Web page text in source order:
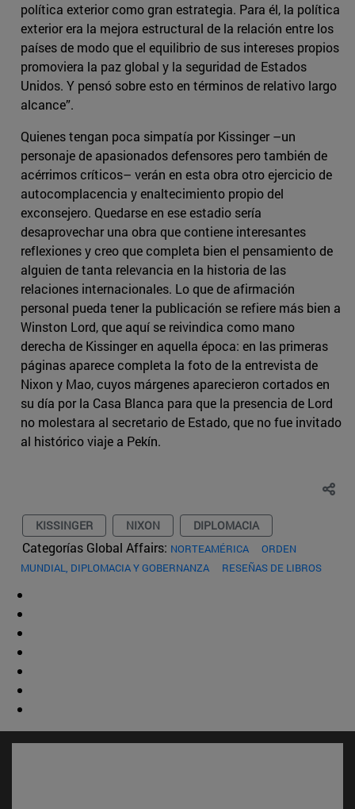
política exterior como gran estrategia. Para él, la política
exterior era la mejora estructural de la relación entre los
países de modo que el equilibrio de sus intereses propios
promoviera la paz global y la seguridad de Estados
Unidos. Y pensó sobre esto en términos de relativo largo
alcance”.
Quienes tengan poca simpatía por Kissinger –un
personaje de apasionados defensores pero también de
acérrimos críticos– verán en esta obra otro ejercicio de
autocomplacencia y enaltecimiento propio del
exconsejero. Quedarse en ese estadio sería
desaprovechar una obra que contiene interesantes
reflexiones y creo que completa bien el pensamiento de
alguien de tanta relevancia en la historia de las
relaciones internacionales. Lo que de afirmación
personal pueda tener la publicación se refiere más bien a
Winston Lord, que aquí se reivindica como mano
derecha de Kissinger en aquella época: en las primeras
páginas aparece completa la foto de la entrevista de
Nixon y Mao, cuyos márgenes aparecieron cortados en
su día por la Casa Blanca para que la presencia de Lord
no molestara al secretario de Estado, que no fue invitado
al histórico viaje a Pekín.
KISSINGER NIXON DIPLOMACIA
Categorías Global Affairs: NORTEAMÉRICA
ORDEN
MUNDIAL, DIPLOMACIA Y GOBERNANZA
RESEÑAS DE LIBROS